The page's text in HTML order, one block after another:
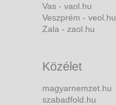
Vas - vaol.hu
Veszprém - veol.hu
Zala - zaol.hu
Közélet
magyarnemzet.hu
szabadfold.hu